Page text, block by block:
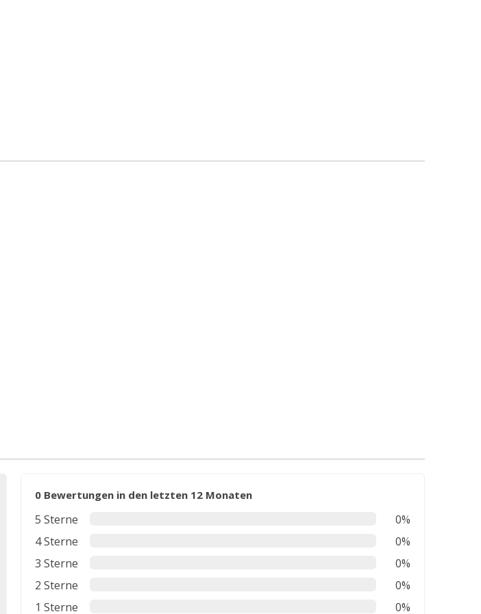
0 Bewertungen in den letzten 12 Monaten
5 Sterne
0%
4 Sterne
0%
3 Sterne
0%
2 Sterne
0%
1 Sterne
0%